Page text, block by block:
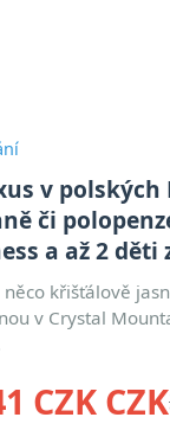
v polských
či
a až 2 děti
něco křišťálově
v Crystal
CZK CZK